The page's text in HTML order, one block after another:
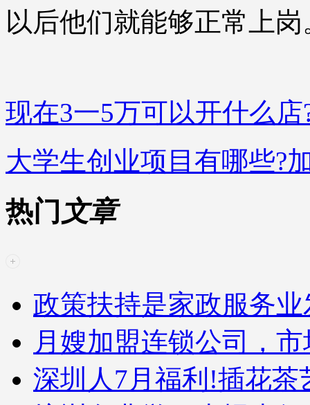
以后他们就能够正常上岗
现在3一5万可以开什么
大学生创业项目有哪些?
热门 文章
政策扶持是家政服务业
月嫂加盟连锁公司，
深圳人7月福利!插花